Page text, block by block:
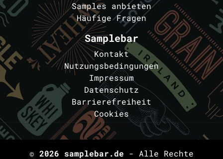
Samples anbieten
Häufige Fragen
Samplebar
Kontakt
Nutzungsbedingungen
Impressum
Datenschutz
Barrierefreiheit
Cookies
© 2026 samplebar.de - Alle Rechte